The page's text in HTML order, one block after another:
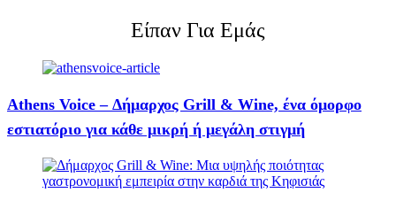
Είπαν Για Εμάς
Athens Voice – Δήμαρχος Grill & Wine, ένα όμορφο
εστιατόριο για κάθε μικρή ή μεγάλη στιγμή